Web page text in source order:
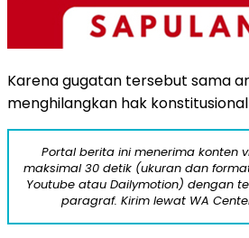
Karena gugatan tersebut sama
menghilangkan hak
Portal berita ini menerima konten
maksimal 30 detik (ukuran dan
Youtube atau Dailymotion) dengan
paragraf. Kirim lewat WA